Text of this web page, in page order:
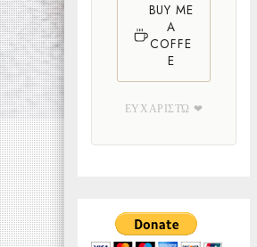
BUY ME
A
COFFE
E
ΕΥΧΑΡΙΣΤΏ ❤